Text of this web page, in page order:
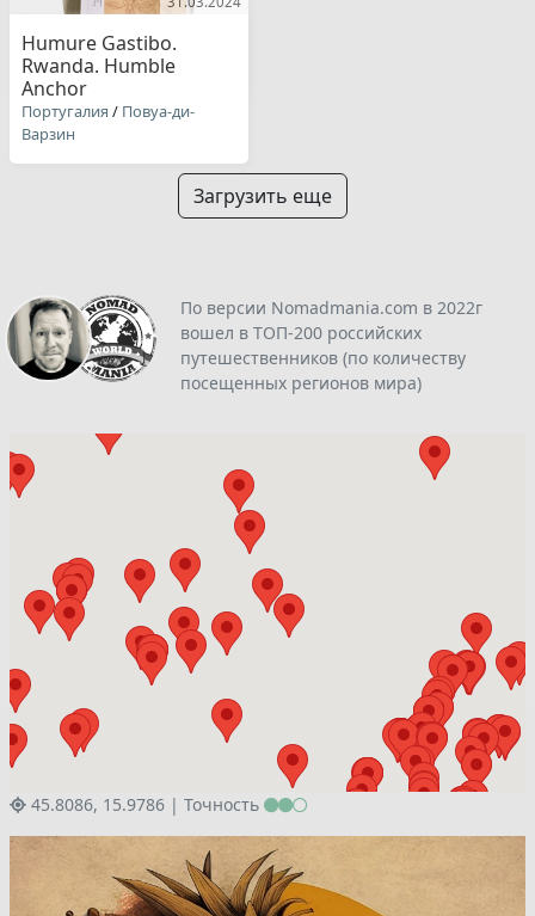
Humure Gastibo.
Rwanda. Humble
Anchor
Португалия / Повуа-ди-
Варзин
Загрузить еще
По версии Nomadmania.com в 2022г
вошел в ТОП-200 российских
путешественников (по количеству
посещенных регионов мира)
45.8086, 15.9786 | Точность